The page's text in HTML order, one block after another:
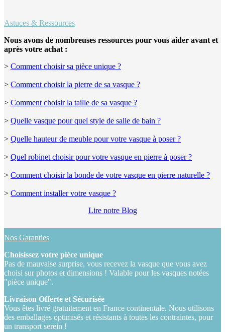
Astuces & Ressources
Nous avons de nombreuses ressources pour vous aider avant et
après votre achat :
> Comment choisir sa pièce unique ?
> Comment choisir la pierre de sa vasque ?
> Comment choisir la taille de sa vasque ?
> Quelle vasque pour quel style de salle de bain ?
> Quelle hauteur de meuble pour votre vasque à poser ?
> Quel robinet choisir pour votre vasque en pierre à poser ?
> Comment choisir la bonde de votre vasque en pierre naturelle ?
> Comment installer votre vasque ?
Lire notre Blog
Nos Garanties
Choisissez votre pièce unique
Pas de mauvaise surprise, vous recevez la vasque que vous avez
choisi sur photos et dimensions ! Valable pour les vasques notées
"pièce unique".
Livraison Offerte et Sécurisée
Vous êtes livré gratuitement en France continentale. Nous utilisons
des emballages optimisés et résistants à toutes les contraintes, pour
un transport serein !